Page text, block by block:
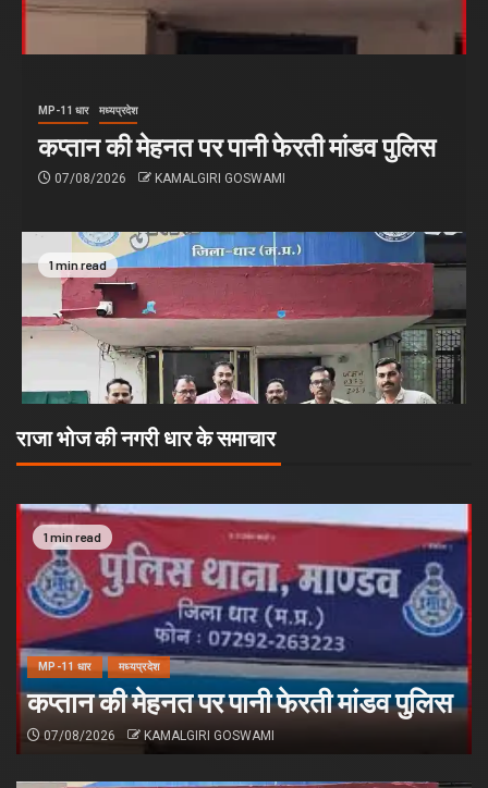
MP-11 धार मध्यप्रदेश
कप्तान की मेहनत पर पानी फेरती मांडव पुलिस
07/08/2026 KAMALGIRI GOSWAMI
1 min read
MP-11 धार मध्यप्रदेश
लूट और दुष्कर्म का फरार 10 हजार का इनामी
आरोपी गिरफ्तार
06/08/2026 KAMALGIRI GOSWAMI
राजा भोज की नगरी धार के समाचार
1 min read
MP-11 धार मध्यप्रदेश
कप्तान की मेहनत पर पानी फेरती मांडव पुलिस
07/08/2026 KAMALGIRI GOSWAMI